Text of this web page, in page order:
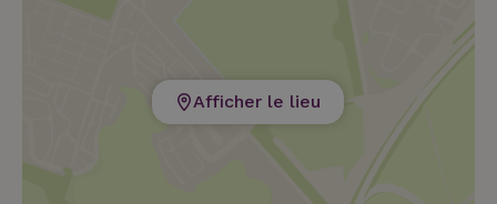
Afficher le lieu